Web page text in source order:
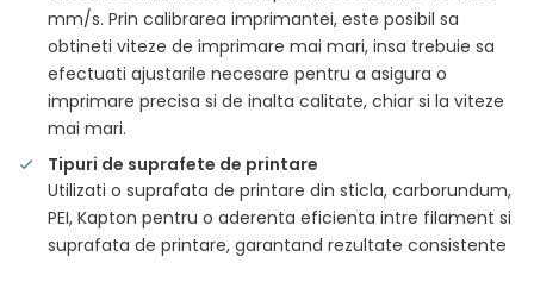
mm/s. Prin calibrarea imprimantei, este posibil sa
obtineti viteze de imprimare mai mari, insa trebuie sa
efectuati ajustarile necesare pentru a asigura o
imprimare precisa si de inalta calitate, chiar si la viteze
mai mari.
Tipuri de suprafete de printare
Utilizati o suprafata de printare din sticla, carborundum,
PEI, Kapton pentru o aderenta eficienta intre filament si
suprafata de printare, garantand rezultate consistente